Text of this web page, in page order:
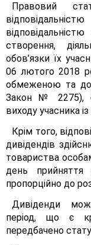
Правовий
створення,
обов’язки їх
06 лютого 2018
обмеженою та
Закон № 2275),
виходу учасника
Крім того,
дивідендів
товариства
день прийняття
пропорційно до
Дивіденди
період, що є
передбачено